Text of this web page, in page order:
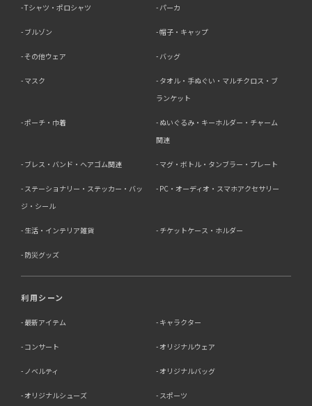
Tシャツ・ポロシャツ パーカ
ブルゾン 帽子・キャップ
その他ウェア バッグ
マスク
タオル・手ぬぐい・マルチクロス・ブ
ランケット
ポーチ・巾着
ぬいぐるみ・キーホルダー・チャーム
関連
ブレス・バンド・ヘアゴム関連 マグ・ボトル・タンブラー・プレート
ステーショナリー・ステッカー・バッ
ジ・シール
PC・オーディオ・スマホアクセサリー
生活・インテリア雑貨 チケットケース・ホルダー
防災グッズ
利用シーン
最新アイテム キャラクター
コンサート オリジナルウェア
ノベルティ オリジナルバッグ
オリジナルシューズ スポーツ